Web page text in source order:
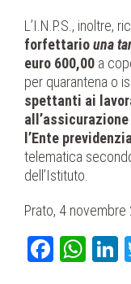
L’I.N.P.S., inoltre,
forfettariouna
euro 600,00 a
per quarantena o
spettanti ai
l’Ente
telematica
dell’Istituto.
Prato, 4 novembre